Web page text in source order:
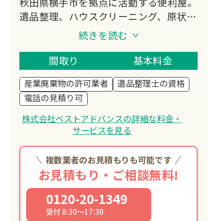
遺品整理、ハウスクリーニング、原状回
復工事、内装補修工事など幅広いサービ
代表の堀田光節が高齢化社会への貢献を
目指し2008年に創業。
「地域密着型」「信用第一」をモットー
に、プライバシー厳守と迅速対応で地域
の暮らしをサポートしています。
続きを読む
間取り
基本料金
産業廃棄物の許可業者
遺品整理士の資格
電話の見積り可
株式会社ベストアドバンスの詳細な料金・
サービスを見る
複数業者のお見積もりも可能です
お見積もり・ご相談無料!
0120-20-1349
受付 8:30～17:30